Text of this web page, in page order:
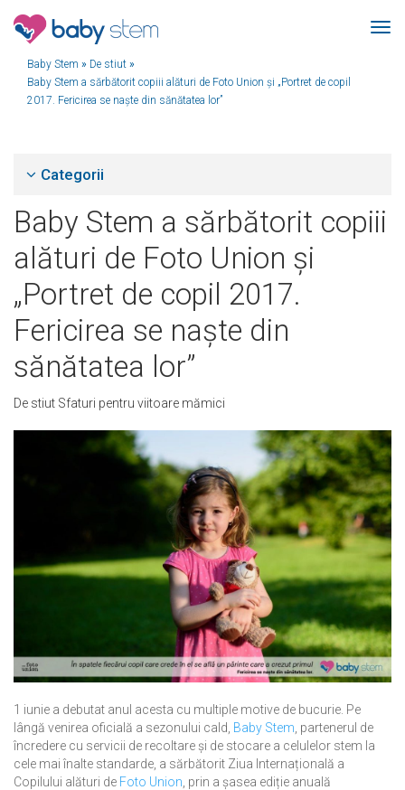
Baby Stem » De stiut »
Baby Stem a sărbătorit copiii alături de Foto Union și „Portret de copil
2017. Fericirea se naște din sănătatea lor”
Categorii
Baby Stem a sărbătorit copiii
alături de Foto Union și
„Portret de copil 2017.
Fericirea se naște din
sănătatea lor”
De stiut Sfaturi pentru viitoare mămici
1 iunie a debutat anul acesta cu multiple motive de bucurie. Pe
lângă venirea oficială a sezonului cald, Baby Stem , partenerul de
încredere cu servicii de recoltare și de stocare a celulelor stem la
cele mai înalte standarde, a sărbătorit Ziua Internațională a
Copilului alături de Foto Union , prin a șasea ediție anuală